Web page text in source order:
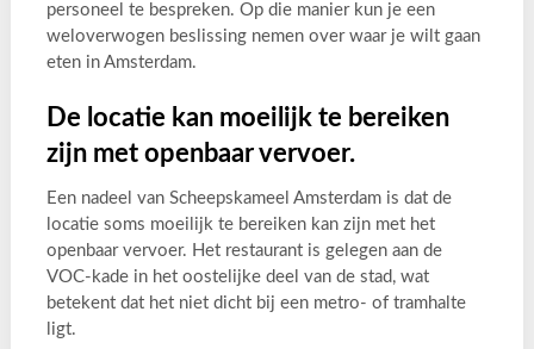
personeel te bespreken. Op die manier kun je een
weloverwogen beslissing nemen over waar je wilt gaan
eten in Amsterdam.
De locatie kan moeilijk te bereiken
zijn met openbaar vervoer.
Een nadeel van Scheepskameel Amsterdam is dat de
locatie soms moeilijk te bereiken kan zijn met het
openbaar vervoer. Het restaurant is gelegen aan de
VOC-kade in het oostelijke deel van de stad, wat
betekent dat het niet dicht bij een metro- of tramhalte
ligt.